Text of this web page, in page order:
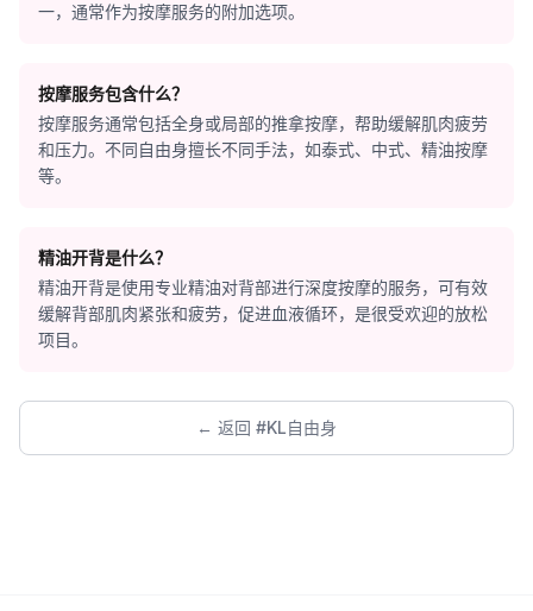
一，通常作为按摩服务的附加选项。
按摩服务包含什么？
按摩服务通常包括全身或局部的推拿按摩，帮助缓解肌肉疲劳
和压力。不同自由身擅长不同手法，如泰式、中式、精油按摩
等。
精油开背是什么？
精油开背是使用专业精油对背部进行深度按摩的服务，可有效
缓解背部肌肉紧张和疲劳，促进血液循环，是很受欢迎的放松
项目。
← 返回 #KL自由身